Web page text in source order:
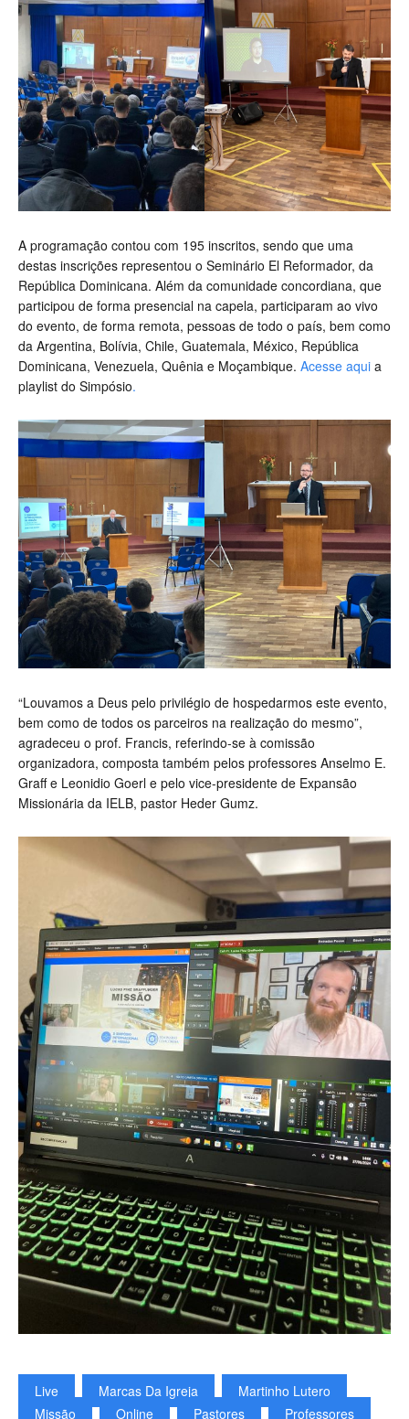
A programação contou com 195 inscritos, sendo que uma
destas inscrições representou o Seminário El Reformador, da
República Dominicana. Além da comunidade concordiana, que
participou de forma presencial na capela, participaram ao vivo
do evento, de forma remota, pessoas de todo o país, bem como
da Argentina, Bolívia, Chile, Guatemala, México, República
Dominicana, Venezuela, Quênia e Moçambique. Acesse aqui a
playlist do Simpósio.
“Louvamos a Deus pelo privilégio de hospedarmos este evento,
bem como de todos os parceiros na realização do mesmo”,
agradeceu o prof. Francis, referindo-se à comissão
organizadora, composta também pelos professores Anselmo E.
Graff e Leonidio Goerl e pelo vice-presidente de Expansão
Missionária da IELB, pastor Heder Gumz.
Live Marcas Da Igreja
Martinho Lutero
Missão
Online Pastores Professores